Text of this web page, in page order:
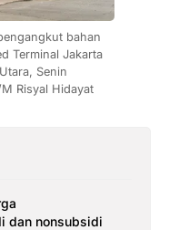
bahan
Terminal Jakarta
Senin
Risyal Hidayat
dan nonsubsidi